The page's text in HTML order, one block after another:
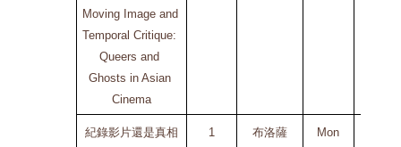
Moving Image and
Temporal Critique:
Queers and
Ghosts in Asian
Cinema
紀錄影片還是真相
1
布洛薩
Mon